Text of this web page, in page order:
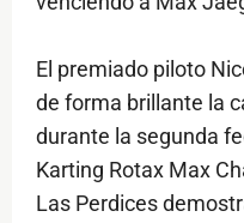
El premiado piloto
de forma brillante la
durante la segunda
Karting Rotax Max
Las Perdices